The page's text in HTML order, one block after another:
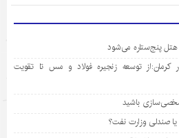
کرمان:از توسعه زنجیره فولاد و مس تا تقویت
باشید
صندلی وزارت نفت؟